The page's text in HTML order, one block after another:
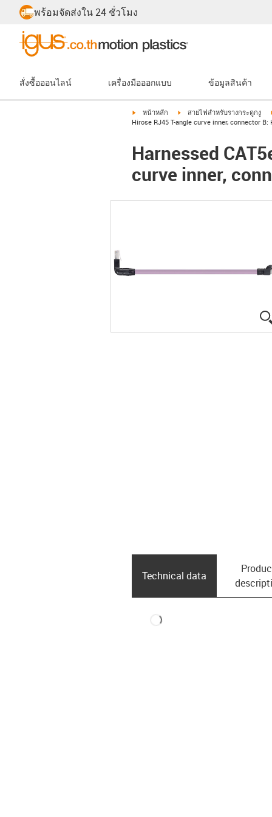
พร้อมจัดส่งใน 24 ชั่วโมง
สั่งซื้อออนไลน์ เครื่องมือออกแบบ ข้อมูลสินค้า
igus-icon-arrow-right
หน้าหลัก igus-icon-arrow-right
สายไฟสำหรับรางกระดูกงู
Hirose RJ45 T-angle curve inner, connector
Harnessed
curve inner,
Technical data